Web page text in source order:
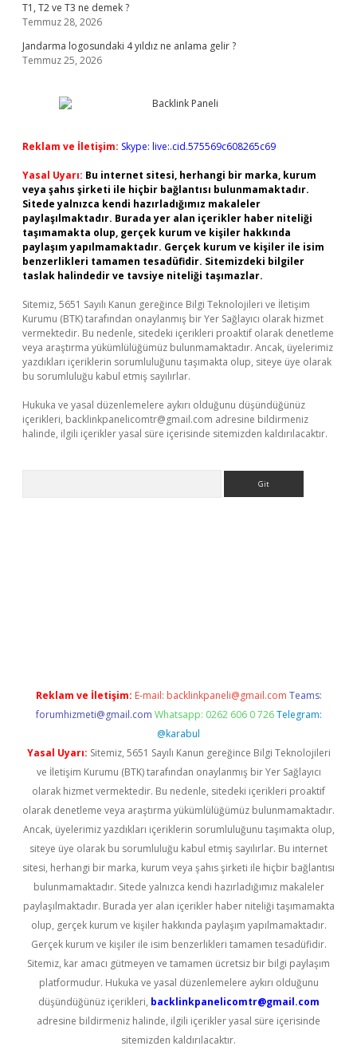
T1, T2 ve T3 ne demek ?
Temmuz 28, 2026
Jandarma logosundaki 4 yıldız ne anlama gelir ?
Temmuz 25, 2026
Reklam ve İletişim: Skype: live:.cid.575569c608265c69
Yasal Uyarı: Bu internet sitesi, herhangi bir marka, kurum
veya şahıs şirketi ile hiçbir bağlantısı bulunmamaktadır.
Sitede yalnızca kendi hazırladığımız makaleler
paylaşılmaktadır. Burada yer alan içerikler haber niteliği
taşımamakta olup, gerçek kurum ve kişiler hakkında
paylaşım yapılmamaktadır. Gerçek kurum ve kişiler ile isim
benzerlikleri tamamen tesadüfidir. Sitemizdeki bilgiler
taslak halindedir ve tavsiye niteliği taşımazlar.
Sitemiz, 5651 Sayılı Kanun gereğince Bilgi Teknolojileri ve İletişim
Kurumu (BTK) tarafından onaylanmış bir Yer Sağlayıcı olarak hizmet
vermektedir. Bu nedenle, sitedeki içerikleri proaktif olarak denetleme
veya araştırma yükümlülüğümüz bulunmamaktadır. Ancak, üyelerimiz
yazdıkları içeriklerin sorumluluğunu taşımakta olup, siteye üye olarak
bu sorumluluğu kabul etmiş sayılırlar.
Hukuka ve yasal düzenlemelere aykırı olduğunu düşündüğünüz
içerikleri, backlinkpanelicomtr@gmail.com adresine bildirmeniz
halinde, ilgili içerikler yasal süre içerisinde sitemizden kaldırılacaktır.
Reklam ve İletişim: E-mail: backlinkpaneli@gmail.com Teams:
forumhizmeti@gmail.com Whatsapp: 0262 606 0 726 Telegram:
@karabul
Yasal Uyarı: Sitemiz, 5651 Sayılı Kanun gereğince Bilgi Teknolojileri
ve İletişim Kurumu (BTK) tarafından onaylanmış bir Yer Sağlayıcı
olarak hizmet vermektedir. Bu nedenle, sitedeki içerikleri proaktif
olarak denetleme veya araştırma yükümlülüğümüz bulunmamaktadır.
Ancak, üyelerimiz yazdıkları içeriklerin sorumluluğunu taşımakta olup,
siteye üye olarak bu sorumluluğu kabul etmiş sayılırlar. Bu internet
sitesi, herhangi bir marka, kurum veya şahıs şirketi ile hiçbir bağlantısı
bulunmamaktadır. Sitede yalnızca kendi hazırladığımız makaleler
paylaşılmaktadır. Burada yer alan içerikler haber niteliği taşımamakta
olup, gerçek kurum ve kişiler hakkında paylaşım yapılmamaktadır.
Gerçek kurum ve kişiler ile isim benzerlikleri tamamen tesadüfidir.
Sitemiz, kar amacı gütmeyen ve tamamen ücretsiz bir bilgi paylaşım
platformudur. Hukuka ve yasal düzenlemelere aykırı olduğunu
düşündüğünüz içerikleri, backlinkpanelicomtr@gmail.com
adresine bildirmeniz halinde, ilgili içerikler yasal süre içerisinde
sitemizden kaldırılacaktır.